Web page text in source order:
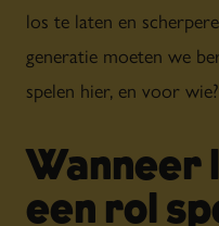
los te laten en
generatie moeten we
spelen hier, en voor wie?
een rol